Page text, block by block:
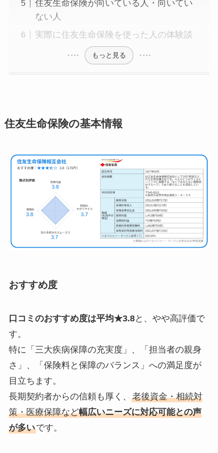
住友生命保険が向いている人・向いてい
ない人
実際に住友生命保険を使った人の体験談
もっと見る
住友生命保険の基本情報
おすすめ度
口コミのおすすめ度は平均★3.8と、やや高評価で
す。
特に「三大疾病保障の充実度」、「担当者の親身
さ」、「保険料と保障のバランス」への満足度が
目立ちます。
長期契約者からの信頼も厚く、 老後資金・相続対
策・医療保障など幅広いニーズに対応可能との声
が多いです。